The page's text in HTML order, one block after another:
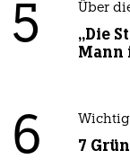
5 Über
„Die
Mann
6 7